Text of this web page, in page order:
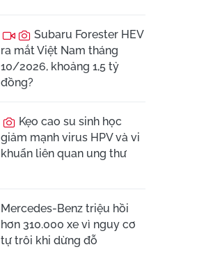
Subaru Forester HEV
ra mắt Việt Nam tháng
10/2026, khoảng 1,5 tỷ
đồng?
Kẹo cao su sinh học
giảm mạnh virus HPV và vi
khuẩn liên quan ung thư
Mercedes-Benz triệu hồi
hơn 310.000 xe vì nguy cơ
tự trôi khi dừng đỗ